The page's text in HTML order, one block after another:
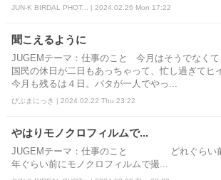
JUN-K BIRDAL PHOT... | 2024.02.26 Mon 17:22
聞こえるように
JUGEMテーマ：仕事のこと 今月はそうでなくて
国民の休日が二日もあっちゃって、忙し過ぎてヒ
今月も残るは４日。パタが一人でやっ...
びぶまにっき | 2024.02.22 Thu 23:22
やはりモノクロフィルムで...
JUGEMテーマ：仕事のこと どれぐらい
年ぐらい前にモノクロフィルムで撮...